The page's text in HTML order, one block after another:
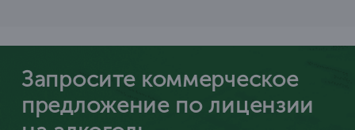
Запросите коммерческое
предложение по лицензии